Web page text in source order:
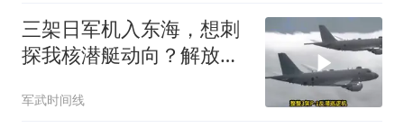
三架日军机入东海，想刺
探我核潜艇动向？解放军
军武时间线